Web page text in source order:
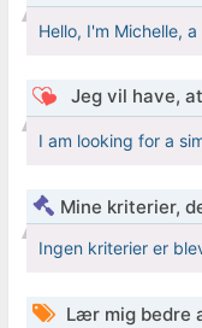
Hello, I'm Michelle,
Jeg vil have,
I am looking for a
Mine kriterier,
Ingen kriterier er
Lær mig bedre